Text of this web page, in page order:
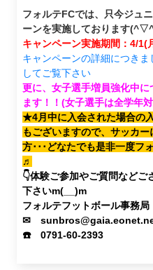
フォルテFCでは、只今ジュ
ーンを実施しております
キャンペーン実施期間：4/1(
キャンペーンの詳細につき
してご覧下さい
更に、女子選手増員強化中
ます！！(女子選手は全学年
★4月中に入会された場合の
もございますので、サッカ
方･･･ どなたでも是非一度フ
♬
👇体験ご参加やご質問など
下さいm(__)m
フォルテフットボール事務局
✉
☎️ 0791-60-2393